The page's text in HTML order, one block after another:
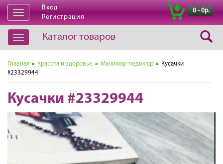
Открыть
навигацию
Вход
Регистрация
0 - 0р.
Открыть
навигацию
Каталог товаров
Главная » Красота и здоровье » Маникюр-педикюр » Кусачки
#23329944
Кусачки #23329944